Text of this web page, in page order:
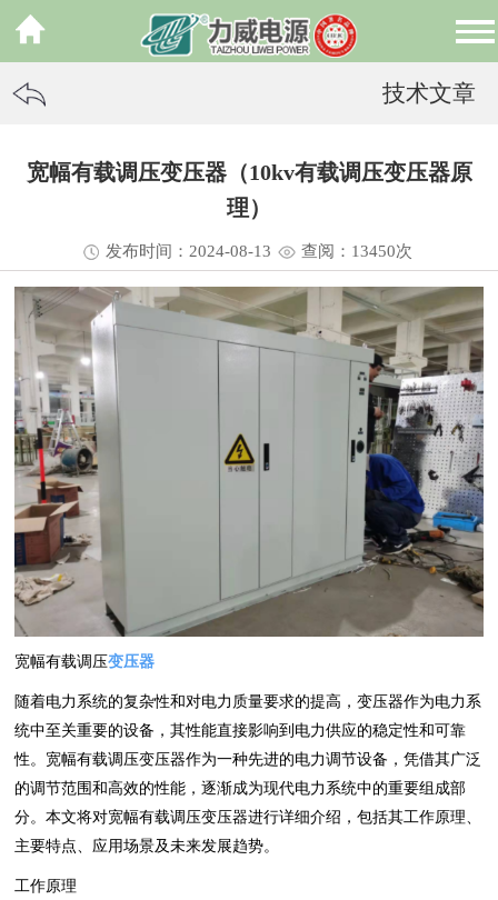
技术文章
宽幅有载调压变压器（10kv有载调压变压器原
理）
发布时间：2024-08-13 查阅：13450次
宽幅有载调压变压器
随着电力系统的复杂性和对电力质量要求的提高，变压器作为电力系
统中至关重要的设备，其性能直接影响到电力供应的稳定性和可靠
性。宽幅有载调压变压器作为一种先进的电力调节设备，凭借其广泛
的调节范围和高效的性能，逐渐成为现代电力系统中的重要组成部
分。本文将对宽幅有载调压变压器进行详细介绍，包括其工作原理、
主要特点、应用场景及未来发展趋势。
工作原理